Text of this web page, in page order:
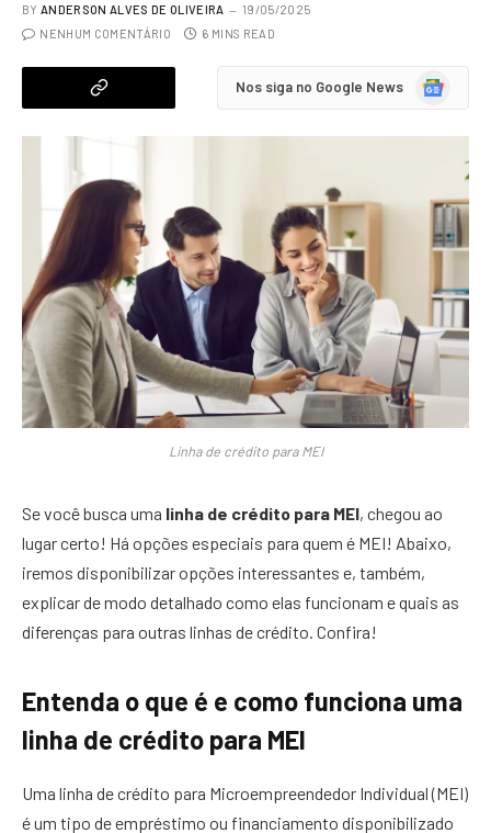
BY ANDERSON ALVES DE OLIVEIRA
19/05/2025
NENHUM COMENTÁRIO
6 MINS READ
Nos siga no Google News
Google
Linha de crédito para MEI
Se você busca uma linha de crédito para MEI, chegou ao
lugar certo! Há opções especiais para quem é MEI! Abaixo,
iremos disponibilizar opções interessantes e, também,
explicar de modo detalhado como elas funcionam e quais as
diferenças para outras linhas de crédito. Confira!
Entenda o que é e como funciona uma
linha de crédito para MEI
Uma linha de crédito para Microempreendedor Individual (MEI)
é um tipo de empréstimo ou financiamento disponibilizado